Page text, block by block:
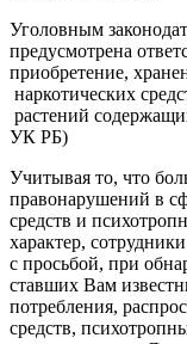
Уголовным
предусмотрена
приобретение,
наркотических
растений
УК РБ)
Учитывая то, что
правонарушений в
средств и
характер,
с просьбой, при
ставших Вам
потребления,
средств,